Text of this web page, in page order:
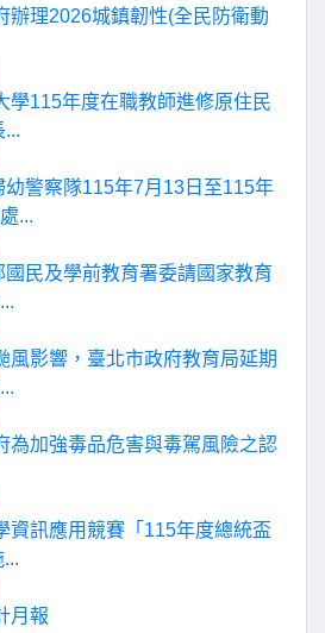
辦理2026城鎮韌性(全民防衛動
學115年度在職教師進修原住民
...
幼警察隊115年7月13日至115年
...
國民及學前教育署委請國家教育
風影響，臺北市政府教育局延期
為加強毒品危害與毒駕風險之認
資訊應用競賽「115年度總統盃
月報